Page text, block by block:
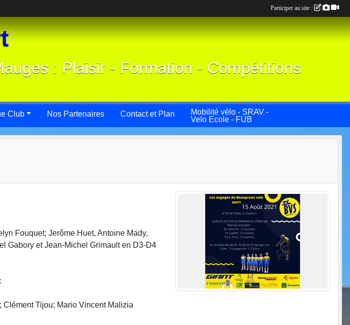
: Plaisir - Formation - Compétitions
Club Nos Partenaires Contact et Plan
Mobilité vélo - SRAV -
Velo Ecole - FUB
Fouquet; Jerôme Huet, Antoine Mady,
Gabory et Jean-Michel Grimault en D3-D4
Clément Tijou; Mario Vincent Malizia
Participer au site :